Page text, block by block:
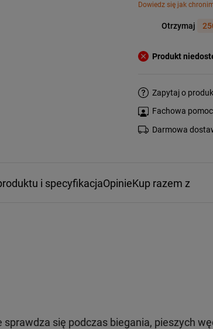
Dowiedz się jak
Otrzymaj
Produkt
Zapytaj o
Fachowa
Darmowa
i specyfikacjaOpinieKup razem z
się podczas biegania, pieszych